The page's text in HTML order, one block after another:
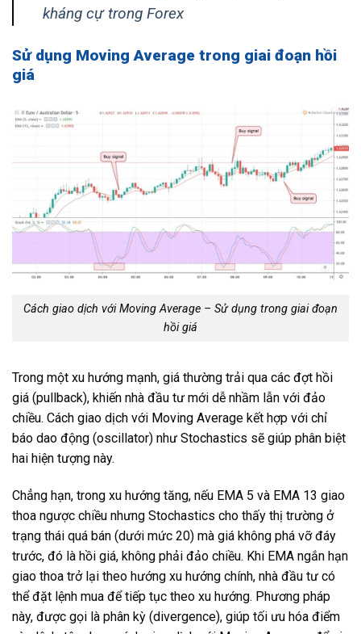
kháng cự trong Forex
Sử dụng Moving Average trong giai đoạn hồi
giá
Cách giao dịch với Moving Average – Sử dụng trong giai đoạn
hồi giá
Trong một xu hướng mạnh, giá thường trải qua các đợt hồi
giá (pullback), khiến nhà đầu tư mới dễ nhầm lẫn với đảo
chiều. Cách giao dịch với Moving Average kết hợp với chỉ
báo dao động (oscillator) như Stochastics sẽ giúp phân biệt
hai hiện tượng này.
Chẳng hạn, trong xu hướng tăng, nếu EMA 5 và EMA 13 giao
thoa ngược chiều nhưng Stochastics cho thấy thị trường ở
trạng thái quá bán (dưới mức 20) mà giá không phá vỡ đáy
trước, đó là hồi giá, không phải đảo chiều. Khi EMA ngắn hạn
giao thoa trở lại theo hướng xu hướng chính, nhà đầu tư có
thể đặt lệnh mua để tiếp tục theo xu hướng. Phương pháp
này, được gọi là phân kỳ (divergence), giúp tối ưu hóa điểm